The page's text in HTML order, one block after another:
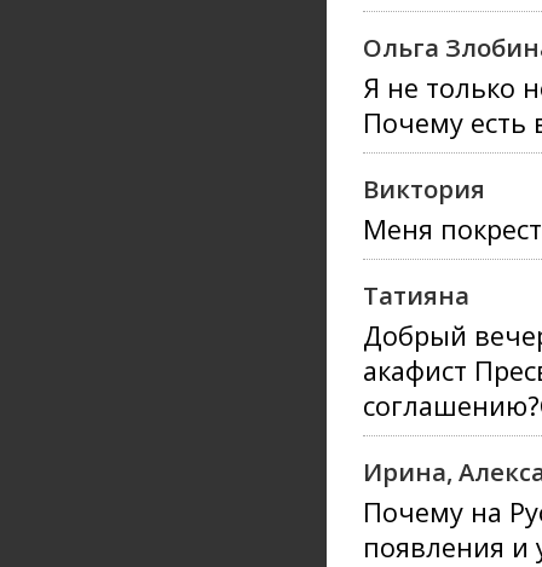
Ольга
Я не только
Почему есть
Виктория
Меня
Татияна
Добрый
акафист
Ирина,
Почему на
появления и